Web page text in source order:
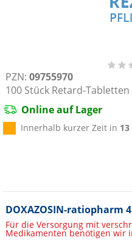
PZN: 09755970
100 Stück Retard-Tabletten
Online auf Lager
Innerhalb kurzer Zeit in
DOXAZOSIN-ratiopharm
Für die Versorgung mit
Medikamenten benötigen wir